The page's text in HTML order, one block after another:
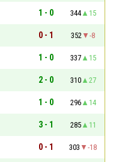
1 - 0 344
15
0 - 1 352
-8
1 - 0 337
15
2 - 0 310
27
1 - 0 296
14
3 - 1 285
11
0 - 1 303
-18